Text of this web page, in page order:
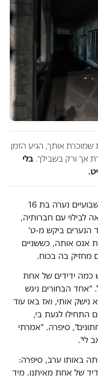
שמוכרת אותך, הגיע הזמן
אך ורק בשבילך. בלי
ן 18 ושני חבריו אנסו לפני כשבועיים נערה בת 16
לבילוי עם חברותיה,
הנערים ביקש מ-ט'
אנס אותה, כששניים
מחזיק בה בכוח.
כמה ידידים של אחת
"אחד הבחורים ניגש
נישק אותי, ואז באו עוד
התחילו לגעת בי,
סיפרה. "אמרתי
לי".
באותו ערב, סיפרה:
של אחת מאיתנו. מיד